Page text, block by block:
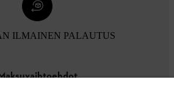
ILMAINEN PALAUTUS